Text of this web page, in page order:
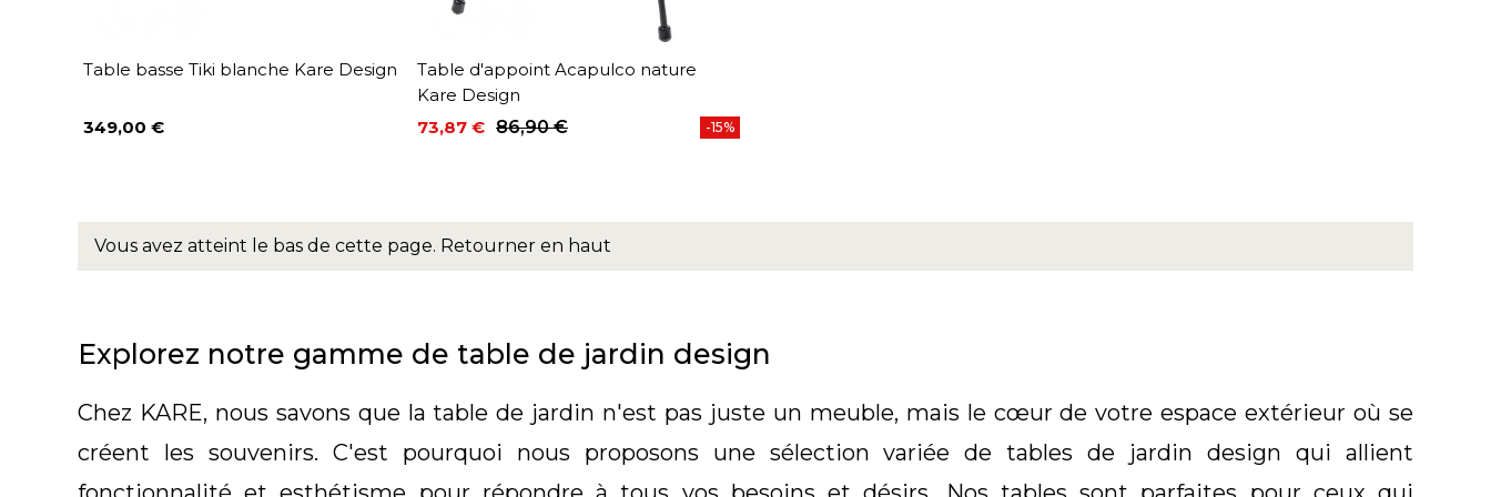
Table basse Tiki blanche Kare Design
Prix
349,00 €
Table d'appoint Acapulco nature
Kare Design
Prix
73,87 €
Prix de base86,90 € -15%
Vous avez atteint le bas de cette page. Retourner en haut
Explorez notre gamme de table de jardin design
Chez KARE, nous savons que la table de jardin n'est pas juste un meuble, mais le cœur de votre espace extérieur où se
créent les souvenirs. C'est pourquoi nous proposons une sélection variée de tables de jardin design qui allient